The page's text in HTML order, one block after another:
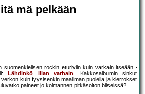
mä pelkään
suomenkielisen rockin eturiviin kuin varkain itseään
Lähdinkö liian varhain. Kakkosalbumin sinkut
kuin fyysisenkin maailman puolella ja kierrokset
paineet jo kolmannen pitkäsoiton biiseissä?